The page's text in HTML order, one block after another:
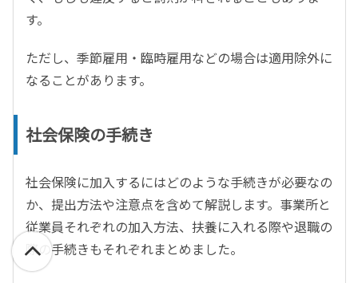
す。
ただし、季節雇用・臨時雇用などの場合は適用除外に
なることがあります。
社会保険の手続き
社会保険に加入するにはどのような手続きが必要なの
か、提出方法や注意点を含めて解説します。事業所と
従業員それぞれの加入方法、扶養に入れる際や退職の
際の手続きもそれぞれまとめました。